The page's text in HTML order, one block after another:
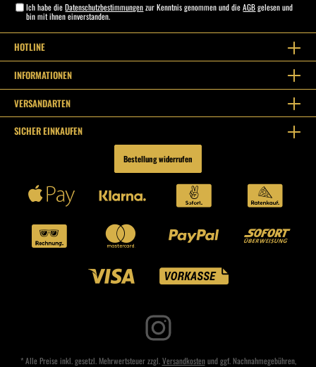
Ich habe dieDatenschutzbestimmungenzur Kenntnis genommen und dieAGBgelesen und
bin mit ihnen einverstanden.
HOTLINE
INFORMATIONEN
VERSANDARTEN
SICHER EINKAUFEN
Bestellung widerrufen
* Alle Preise inkl. gesetzl. Mehrwertsteuer zzgl.Versandkostenund ggf. Nachnahmegebühren,